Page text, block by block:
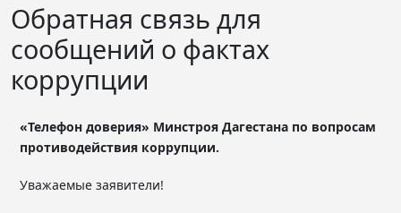
Обратная связь для
сообщений о фактах
коррупции
«Телефон доверия» Минстроя Дагестана по вопросам
противодействия коррупции.
Уважаемые заявители!